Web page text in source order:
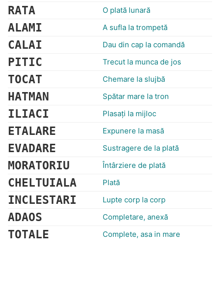
RATA O plată lunară
ALAMI A sufla la trompetă
CALAI Dau din cap la comandă
PITIC Trecut la munca de jos
TOCAT Chemare la slujbă
HATMAN Spătar mare la tron
ILIACI Plasaţi la mijloc
ETALARE Expunere la masă
EVADARE Sustragere de la plată
MORATORIU Întârziere de plată
CHELTUIALA Plată
INCLESTARI Lupte corp la corp
ADAOS Completare, anexă
TOTALE Complete, asa in mare